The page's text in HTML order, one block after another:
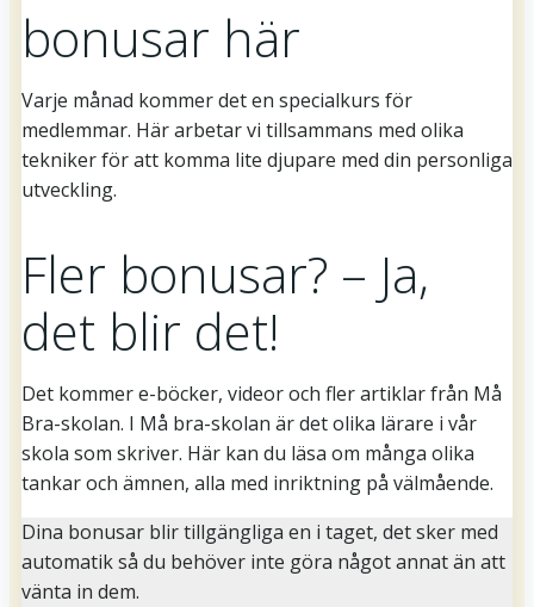
bonusar här
Varje månad kommer det en specialkurs för
medlemmar. Här arbetar vi tillsammans med olika
tekniker för att komma lite djupare med din personliga
utveckling.
Fler bonusar? – Ja,
det blir det!
Det kommer e-böcker, videor och fler artiklar från Må
Bra-skolan. I Må bra-skolan är det olika lärare i vår
skola som skriver. Här kan du läsa om många olika
tankar och ämnen, alla med inriktning på välmående.
Dina bonusar blir tillgängliga en i taget, det sker med
automatik så du behöver inte göra något annat än att
vänta in dem.